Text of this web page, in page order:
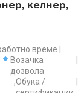
келнер,
време
Возачка
дозвола
,Обука /